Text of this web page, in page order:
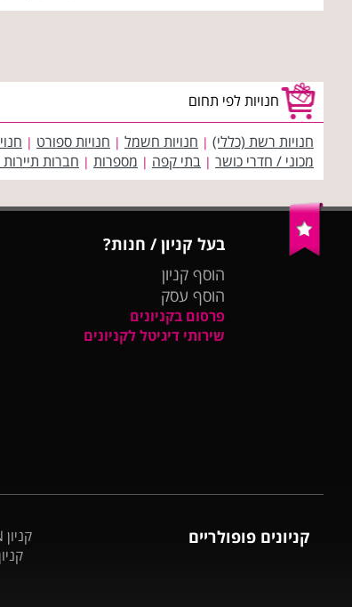
חנויות לפי תחום
חנויות רשת (כללי) | חנויות חשמל | חנויות ספורט |
מכוני / חדרי כושר | בתי קפה | מספרות | חברות
בעל קניון / חנות?
הוסף קניון
הוסף עסק
פרסום בקניונים
שירותי דיגיטל לקניונים
קניונים פופולריים קניון BIG FASHION אשדוד